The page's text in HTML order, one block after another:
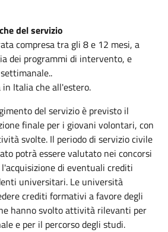
del servizio
compresa tra gli 8 e 12 mesi, a
dei programmi di intervento, e
in Italia che all'estero.
del servizio è previsto il
finale per i giovani volontari, con
svolte. Il periodo di servizio civile
potrà essere valutato nei concorsi
di eventuali crediti
universitari. Le università
crediti formativi a favore degli
hanno svolto attività rilevanti per
e per il percorso degli studi.